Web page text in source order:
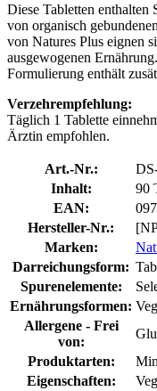
Diese Tabletten enthalten
von organisch
von Natures Plus eignen
ausgewogenen
Formulierung enthält
Verzehrempfehlung:
Täglich 1 Tablette
Ärztin empfohlen.
Art.-Nr.:
Inhalt:
90
EAN:
Hersteller-Nr.:
Marken:
Darreichungsform:
Spurenelemente:
Ernährungsformen:
Allergene - Frei
von:
Produktarten:
Eigenschaften: